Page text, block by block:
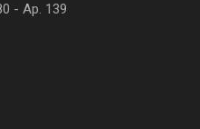
- Ap. 139